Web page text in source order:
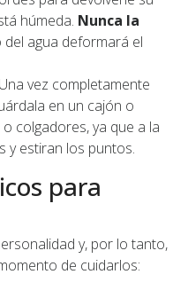
húmeda. Nunca la
del agua deformará el
Una vez completamente
en un cajón o
colgadores, ya que a la
y estiran los puntos.
para
y, por lo tanto,
de cuidarlos: